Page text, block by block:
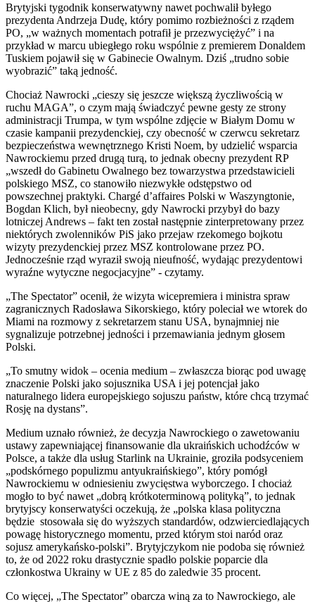
Brytyjski tygodnik konserwatywny nawet pochwalił byłego
prezydenta Andrzeja Dudę, który pomimo rozbieżności z rządem
PO, „w ważnych momentach potrafił je przezwyciężyć” i na
przykład w marcu ubiegłego roku wspólnie z premierem Donaldem
Tuskiem pojawił się w Gabinecie Owalnym. Dziś „trudno sobie
wyobrazić” taką jedność.
Chociaż Nawrocki „cieszy się jeszcze większą życzliwością w
ruchu MAGA”, o czym mają świadczyć pewne gesty ze strony
administracji Trumpa, w tym wspólne zdjęcie w Białym Domu w
czasie kampanii prezydenckiej, czy obecność w czerwcu sekretarz
bezpieczeństwa wewnętrznego Kristi Noem, by udzielić wsparcia
Nawrockiemu przed drugą turą, to jednak obecny prezydent RP
„wszedł do Gabinetu Owalnego bez towarzystwa przedstawicieli
polskiego MSZ, co stanowiło niezwykłe odstępstwo od
powszechnej praktyki. Chargé d’affaires Polski w Waszyngtonie,
Bogdan Klich, był nieobecny, gdy Nawrocki przybył do bazy
lotniczej Andrews – fakt ten został następnie zinterpretowany przez
niektórych zwolenników PiS jako przejaw rzekomego bojkotu
wizyty prezydenckiej przez MSZ kontrolowane przez PO.
Jednocześnie rząd wyraził swoją nieufność, wydając prezydentowi
wyraźne wytyczne negocjacyjne” - czytamy.
„The Spectator” ocenił, że wizyta wicepremiera i ministra spraw
zagranicznych Radosława Sikorskiego, który poleciał we wtorek do
Miami na rozmowy z sekretarzem stanu USA, bynajmniej nie
sygnalizuje potrzebnej jedności i przemawiania jednym głosem
Polski.
„To smutny widok – ocenia medium – zwłaszcza biorąc pod uwagę
znaczenie Polski jako sojusznika USA i jej potencjał jako
naturalnego lidera europejskiego sojuszu państw, które chcą trzymać
Rosję na dystans”.
Medium uznało również, że decyzja Nawrockiego o zawetowaniu
ustawy zapewniającej finansowanie dla ukraińskich uchodźców w
Polsce, a także dla usług Starlink na Ukrainie, groziła podsyceniem
„podskórnego populizmu antyukraińskiego”, który pomógł
Nawrockiemu w odniesieniu zwycięstwa wyborczego. I chociaż
mogło to być nawet „dobrą krótkoterminową polityką”, to jednak
brytyjscy konserwatyści oczekują, że „polska klasa polityczna
będzie stosowała się do wyższych standardów, odzwierciedlających
powagę historycznego momentu, przed którym stoi naród oraz
sojusz amerykańsko-polski”. Brytyjczykom nie podoba się również
to, że od 2022 roku drastycznie spadło polskie poparcie dla
członkostwa Ukrainy w UE z 85 do zaledwie 35 procent.
Co więcej, „The Spectator” obarcza winą za to Nawrockiego, ale